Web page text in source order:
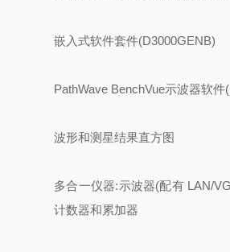
嵌入式软件套件(D3000GENB)
PathWave BenchVue示波器软件
波形和测星结果直方图
多合一仪器:示波器(配有 LAN/
计数器和累加器